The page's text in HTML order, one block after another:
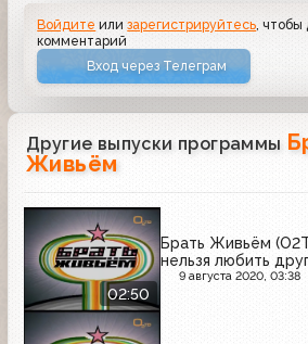
Войдите илизарегистрируйтесь ,
комментарий
Вход через Телеграм
Другие выпуски программы
Живьём
02:50
Брать Живьём
нельзя любить
9 августа 2020, 03:38